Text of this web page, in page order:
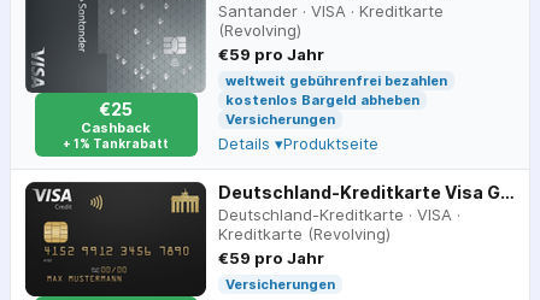
€25
Cashback
+ 1% Tankrabatt
Santander · VISA · Kreditkarte
(Revolving)
€59 pro Jahr
weltweit gebührenfrei bezahlen
kostenlos Bargeld abheben
Versicherungen
Details ▾Produktseite
Deutschland-Kreditkarte Visa Gold
Deutschland-Kreditkarte · VISA ·
Kreditkarte (Revolving)
€59 pro Jahr
Versicherungen